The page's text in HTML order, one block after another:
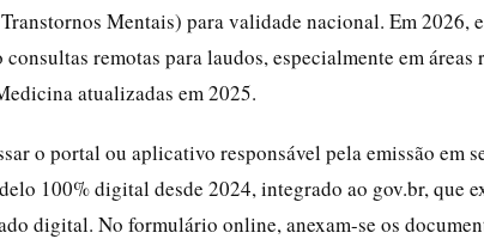
Mentais) para validade nacional. Em 2026,
remotas para laudos, especialmente em áreas
atualizadas em 2025.
o portal ou aplicativo responsável pela emissão em
100% digital desde 2024, integrado ao gov.br, que
digital. No formulário online, anexam-se os